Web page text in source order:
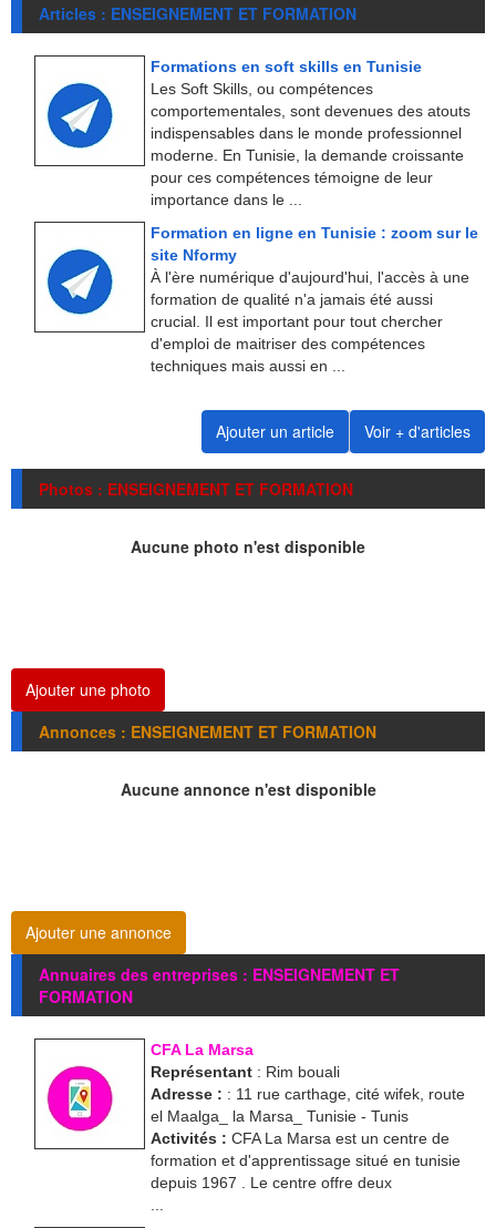
Articles : ENSEIGNEMENT ET FORMATION
Formations en soft skills en Tunisie
Les Soft Skills, ou compétences
comportementales, sont devenues des atouts
indispensables dans le monde professionnel
moderne. En Tunisie, la demande croissante
pour ces compétences témoigne de leur
importance dans le ...
Formation en ligne en Tunisie : zoom sur le
site Nformy
À l'ère numérique d'aujourd'hui, l'accès à une
formation de qualité n'a jamais été aussi
crucial. Il est important pour tout chercher
d'emploi de maitriser des compétences
techniques mais aussi en ...
Ajouter un article Voir + d'articles
Photos : ENSEIGNEMENT ET FORMATION
Aucune photo n'est disponible
Ajouter une photo
Annonces : ENSEIGNEMENT ET FORMATION
Aucune annonce n'est disponible
Ajouter une annonce
Annuaires des entreprises : ENSEIGNEMENT ET
FORMATION
CFA La Marsa
Représentant : Rim bouali
Adresse : : 11 rue carthage, cité wifek, route
el Maalga_ la Marsa_ Tunisie - Tunis
Activités : CFA La Marsa est un centre de
formation et d'apprentissage situé en tunisie
depuis 1967 . Le centre offre deux
...